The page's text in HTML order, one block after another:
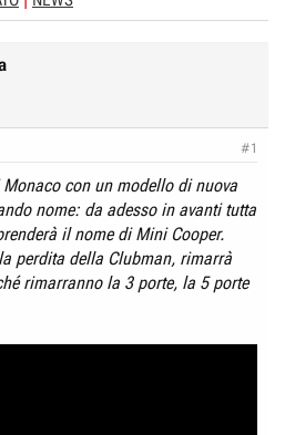
#1
con un modello di nuova
nome: da adesso in avanti tutta
il nome di Mini Cooper.
perdita della Clubman, rimarrà
rimarranno la 3 porte, la 5 porte